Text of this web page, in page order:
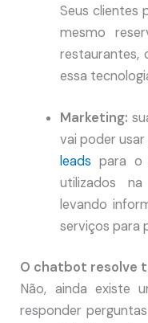
Seus clientes
mesmo
restaurantes,
essa
Marketing:
vai poder
leads para o
utilizados
levando
serviços para
O chatbot resolve
Não, ainda existe
responder